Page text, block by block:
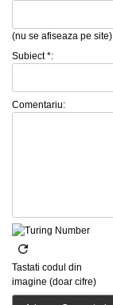
(nu se afiseaza pe site)
Subiect *:
Comentariu:
Tastati codul din
imagine (doar cifre)